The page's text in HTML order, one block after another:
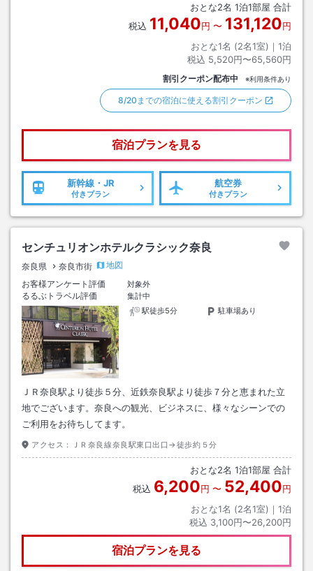
おとな2名 1泊1部屋 合計
税込 11,040円 〜 131,120円
おとな1名 (2名1室)｜ 1泊
税込 5,520円〜65,560円
割引クーポン配布中 ※利用条件あり
8/20までの宿泊に使える割引クーポン
宿泊プランを見る
新幹線・JR
付きプラン
航空券
付きプラン
センチュリオンホテルクラシック奈良
奈良県 奈良市街
地図
お客様アンケート評価
対象外
るるぶトラベル評価
集計中
駅徒歩5分
駐車場あり
ＪＲ奈良駅より徒歩５分、近鉄奈良駅より徒歩７分と恵まれた立
地でございます。奈良への観光、ビジネスに、様々なシーンでの
ご利用をお待ちしてます。
アクセス： ＪＲ奈良線奈良駅東口出口→徒歩約５分
おとな2名 1泊1部屋 合計
税込 6,200円 〜 52,400円
おとな1名 (2名1室)｜ 1泊
税込 3,100円〜26,200円
宿泊プランを見る